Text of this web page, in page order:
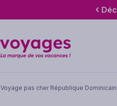
Voyage pas cher République